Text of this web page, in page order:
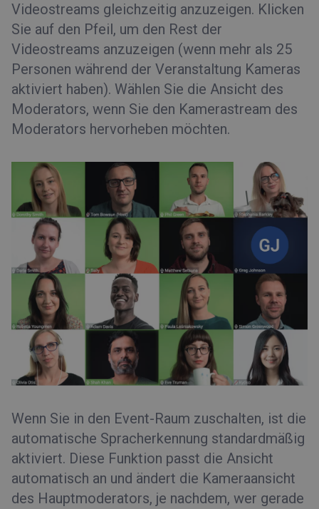
Videostreams gleichzeitig anzuzeigen. Klicken
Sie auf den Pfeil, um den Rest der
Videostreams anzuzeigen (wenn mehr als 25
Personen während der Veranstaltung Kameras
aktiviert haben). Wählen Sie die Ansicht des
Moderators, wenn Sie den Kamerastream des
Moderators hervorheben möchten.
Wenn Sie in den Event-Raum zuschalten, ist die
automatische Spracherkennung standardmäßig
aktiviert. Diese Funktion passt die Ansicht
automatisch an und ändert die Kameraansicht
des Hauptmoderators, je nachdem, wer gerade